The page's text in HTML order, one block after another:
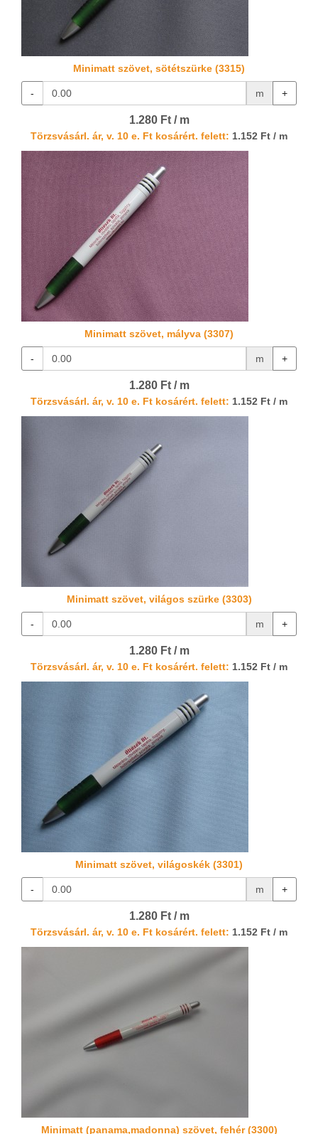
Minimatt szövet, sötétszürke (3315)
- m +
1.280 Ft / m
Törzsvásárl. ár, v. 10 e. Ft kosárért. felett: 1.152 Ft / m
Minimatt szövet, mályva (3307)
- m +
1.280 Ft / m
Törzsvásárl. ár, v. 10 e. Ft kosárért. felett: 1.152 Ft / m
Minimatt szövet, világos szürke (3303)
- m +
1.280 Ft / m
Törzsvásárl. ár, v. 10 e. Ft kosárért. felett: 1.152 Ft / m
Minimatt szövet, világoskék (3301)
- m +
1.280 Ft / m
Törzsvásárl. ár, v. 10 e. Ft kosárért. felett: 1.152 Ft / m
Minimatt (panama,madonna) szövet, fehér (3300)